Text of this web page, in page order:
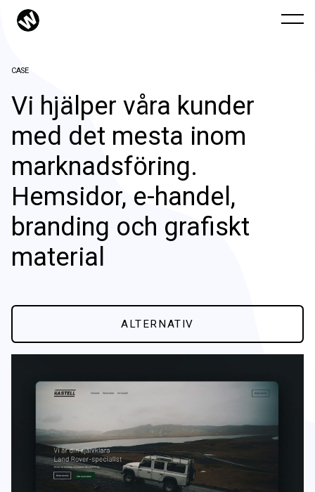
CASE
Vi hjälper våra kunder
med det mesta inom
marknadsföring.
Hemsidor, e-handel,
branding och grafiskt
material
ALTERNATIV
Branding